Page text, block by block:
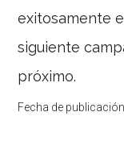
exitosamente
siguiente
próximo.
Fecha de